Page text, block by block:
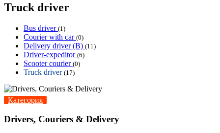
Truck driver
Bus driver (1)
Courier with car (0)
Delivery driver (B) (11)
Driver-expeditor (6)
Scooter courier (0)
Truck driver (17)
Категория
Drivers, Couriers & Delivery